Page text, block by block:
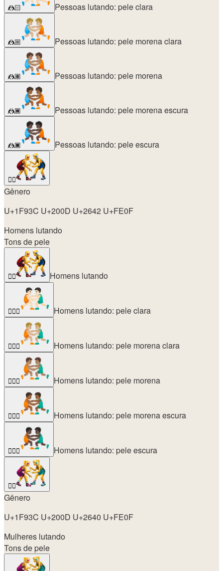
🤼🏻 Pessoas lutando: pele clara
🤼🏼 Pessoas lutando: pele morena clara
🤼🏽 Pessoas lutando: pele morena
🤼🏾 Pessoas lutando: pele morena escura
🤼🏿 Pessoas lutando: pele escura
🤼‍♂️
Gênero
U+1F93C U+200D U+2642 U+FE0F
Homens lutando
Tons de pele
🤼‍♂️ Homens lutando
🤼🏻‍♂️ Homens lutando: pele clara
🤼🏼‍♂️ Homens lutando: pele morena clara
🤼🏽‍♂️ Homens lutando: pele morena
🤼🏾‍♂️ Homens lutando: pele morena escura
🤼🏿‍♂️ Homens lutando: pele escura
🤼‍♀️
Gênero
U+1F93C U+200D U+2640 U+FE0F
Mulheres lutando
Tons de pele